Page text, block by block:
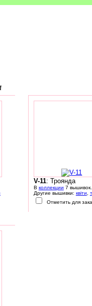
V-11: Троянда
В коллекции 7 вышивок.
Другие вышивки: квіти
Отметить для